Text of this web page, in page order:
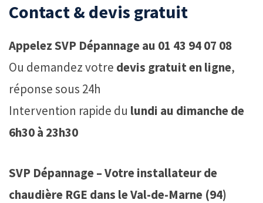
Contact & devis gratuit
Appelez SVP Dépannage au 01 43 94 07 08
Ou demandez votre devis gratuit en ligne,
réponse sous 24h
Intervention rapide du lundi au dimanche de
6h30 à 23h30
SVP Dépannage – Votre installateur de
chaudière RGE dans le Val-de-Marne (94)